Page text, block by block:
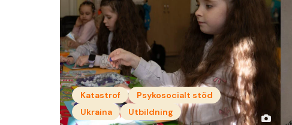
Katastrof
Psykosocialt stöd
Ukraina
Utbildning